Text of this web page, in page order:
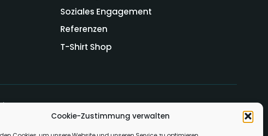
Cookie-Zustimmung verwalten
Soziales Engagement
Referenzen
T-Shirt Shop